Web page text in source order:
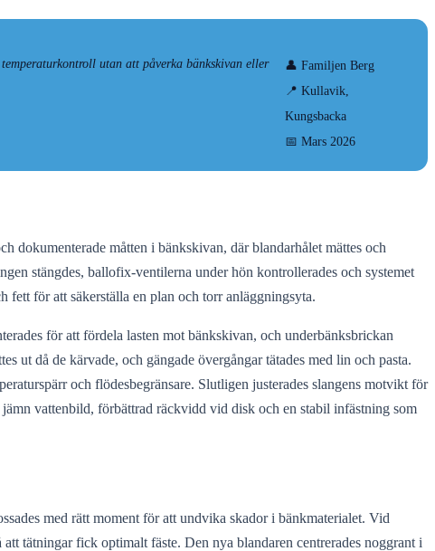
utan att påverka bänkskivan eller
👤 Familjen Berg
📍 Kullavik,
Kungsbacka
📅 Mars 2026
måtten i bänkskivan, där blandarhålet mättes och
stängdes, ballofix-ventilerna under hön kontrollerades och systemet
fett för att säkerställa en plan och torr anläggningsyta.
för att fördela lasten mot bänkskivan, och underbänksbrickan
då de kärvade, och gängade övergångar tätades med lin och pasta.
och flödesbegränsare. Slutligen justerades slangens motvikt för
vattenbild, förbättrad räckvidd vid disk och en stabil infästning som
med rätt moment för att undvika skador i bänkmaterialet. Vid
tätningar fick optimalt fäste. Den nya blandaren centrerades noggrant i